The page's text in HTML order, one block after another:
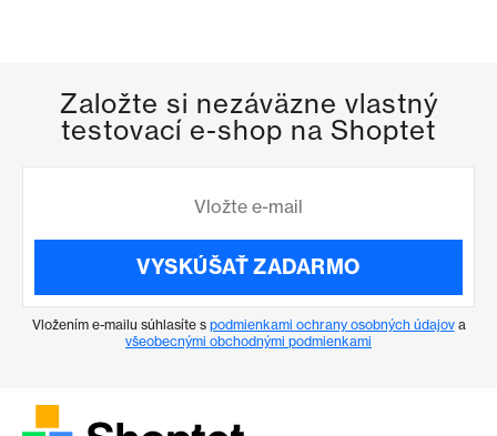
Založte si nezáväzne vlastný
testovací e-shop na Shoptet
VYSKÚŠAŤ ZADARMO
Vložením e-mailu súhlasíte s podmienkami ochrany osobných údajova
všeobecnými obchodnými podmienkami